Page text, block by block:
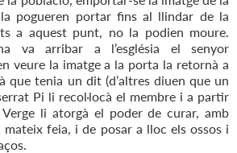
pogueren portar fins al llindar de la
a aquest punt, no la podien moure.
va arribar a l’església el senyor
veure la imatge a la porta la retornà a
que tenia un dit (d’altres diuen que un
Pi li recol·locà el membre i a partir
Verge li atorgà el poder de curar, amb
mateix feia, i de posar a lloc els ossos i